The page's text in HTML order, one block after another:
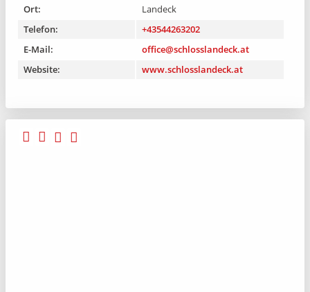
Ort:
Landeck
Telefon:
+43544263202
E-Mail:
office@schlosslandeck.at
Website:
www.schlosslandeck.at